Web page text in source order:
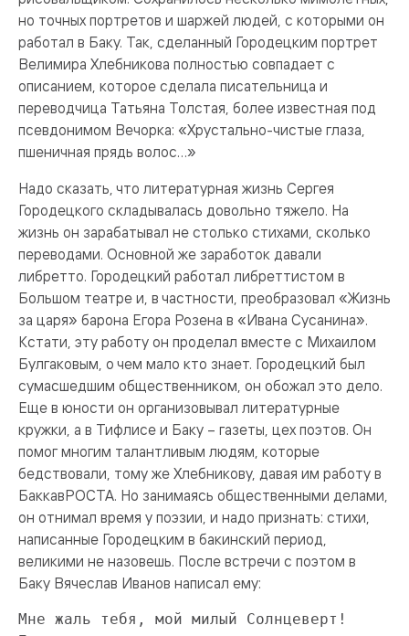
но точных портретов и шаржей людей, с которыми он
работал в Баку. Так, сделанный Городецким портрет
Велимира Хлебникова полностью совпадает с
описанием, которое сделала писательница и
переводчица Тать­яна Толстая, более известная под
псевдонимом Вечорка: «Хрустально-чистые глаза,
пшеничная прядь волос…»
Надо сказать, что литературная жизнь Сергея
Городецкого складывалась довольно тяжело. На
жизнь он зарабатывал не столько стихами, сколько
переводами. Основной же заработок давали
либретто. Городецкий работал либреттистом в
Большом театре и, в частности, преобразовал «Жизнь
за царя» барона Егора Розена в «Ивана Сусанина».
Кстати, эту работу он проделал вместе с Михаилом
Булгаковым, о чем мало кто знает. Городецкий был
сумасшедшим общественником, он обожал это дело.
Еще в юности он организовывал литературные
кружки, а в Тифлисе и Баку – газеты, цех поэтов. Он
помог многим талантливым людям, которые
бедствовали, тому же Хлебникову, давая им работу в
БаккавРОСТА. Но занимаясь общественными делами,
он отнимал время у поэзии, и надо признать: стихи,
написанные Городецким в бакинский период,
великими не назовешь. После встречи с поэтом в
Баку Вячеслав Иванов написал ему:
Мне жаль тебя, мой милый Солнцеверт!